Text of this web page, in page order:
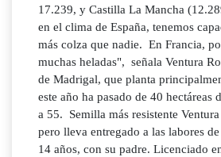
17.239, y Castilla La Mancha
en el clima de España, tenemos
más colza que nadie. En Francia,
muchas heladas", señala Ventura
de Madrigal, que planta
este año ha pasado de 40 hectáreas
a 55. Semilla más resistente
pero lleva entregado a las labores
14 años, con su padre. Licenciado